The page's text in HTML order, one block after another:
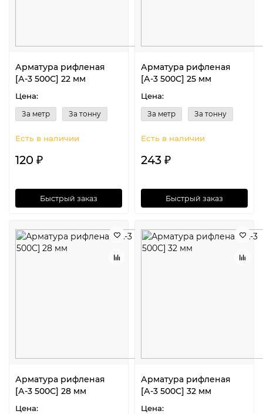
Арматура рифленая
[А-3 500С] 22 мм
Цена:
За метр За тонну
Есть в наличии
120 ₽
Быстрый заказ
Арматура рифленая
[А-3 500С] 25 мм
Цена:
За метр За тонну
Есть в наличии
243 ₽
Быстрый заказ
Арматура рифленая
[А-3 500С] 28 мм
Цена:
Арматура рифленая
[А-3 500С] 32 мм
Цена: